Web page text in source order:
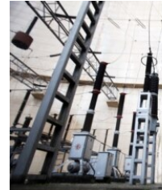
FOTOGALERIJE
INFOGRAFIKE
RAT U UKRAJINI
KINA NA BALKANU
RSE PRIČE IZ SVIJETA
ISPRIČAJ MI
DNEVNO@RSE
SPECIJALI RSE
VIŠE OD NASLOVA